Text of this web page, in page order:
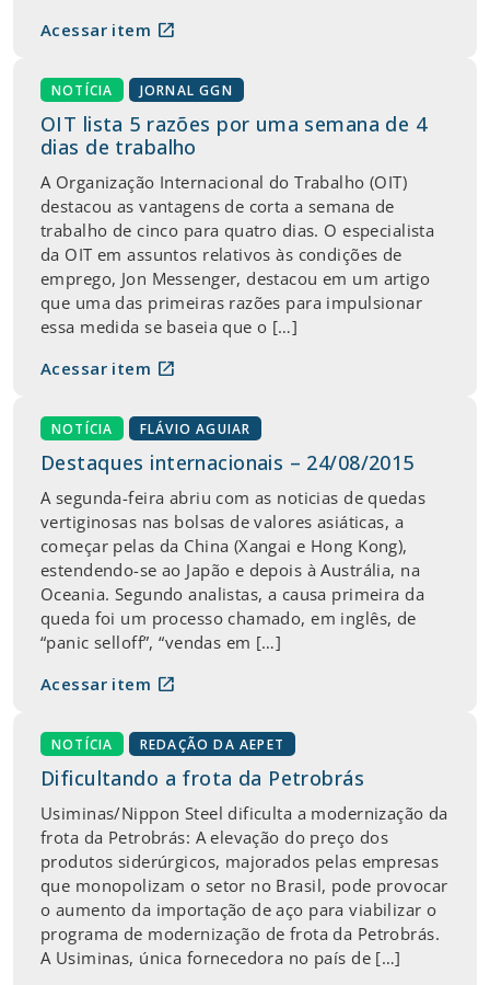
Acessar item open_in_new
NOTÍCIA JORNAL GGN
OIT lista 5 razões por uma semana de 4
dias de trabalho
A Organização Internacional do Trabalho (OIT)
destacou as vantagens de corta a semana de
trabalho de cinco para quatro dias. O especialista
da OIT em assuntos relativos às condições de
emprego, Jon Messenger, destacou em um artigo
que uma das primeiras razões para impulsionar
essa medida se baseia que o […]
Acessar item open_in_new
NOTÍCIA FLÁVIO AGUIAR
Destaques internacionais – 24/08/2015
A segunda-feira abriu com as noticias de quedas
vertiginosas nas bolsas de valores asiáticas, a
começar pelas da China (Xangai e Hong Kong),
estendendo-se ao Japão e depois à Austrália, na
Oceania. Segundo analistas, a causa primeira da
queda foi um processo chamado, em inglês, de
“panic selloff”, “vendas em […]
Acessar item open_in_new
NOTÍCIA REDAÇÃO DA AEPET
Dificultando a frota da Petrobrás
Usiminas/Nippon Steel dificulta a modernização da
frota da Petrobrás: A elevação do preço dos
produtos siderúrgicos, majorados pelas empresas
que monopolizam o setor no Brasil, pode provocar
o aumento da importação de aço para viabilizar o
programa de modernização de frota da Petrobrás.
A Usiminas, única fornecedora no país de […]